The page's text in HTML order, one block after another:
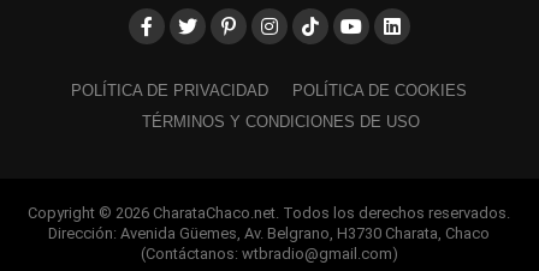
POLÍTICA DE PRIVACIDAD
POLÍTICA DE COOKIES
TÉRMINOS Y CONDICIONES DE USO
Copyright © 2026 CharataChaco.net. Todos los derechos reservados.
Dirección: Avenida Güemes, Av. Belgrano, H3730 Charata, Chaco
(Contáctanos: wtbradio@gmail.com)